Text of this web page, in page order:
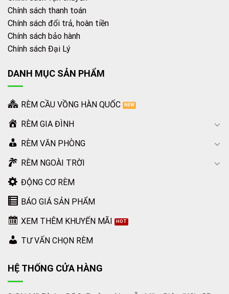
Chính sách thanh toán
Chính sách đổi trả, hoàn tiền
Chính sách bảo hành
Chính sách Đại Lý
DANH MỤC SẢN PHẨM
RÈM CẦU VỒNG HÀN QUỐC
RÈM GIA ĐÌNH
RÈM VĂN PHÒNG
RÈM NGOÀI TRỜI
ĐỘNG CƠ RÈM
BÁO GIÁ SẢN PHẨM
XEM THÊM KHUYẾN MÃI
TƯ VẤN CHỌN RÈM
HỆ THỐNG CỬA HÀNG